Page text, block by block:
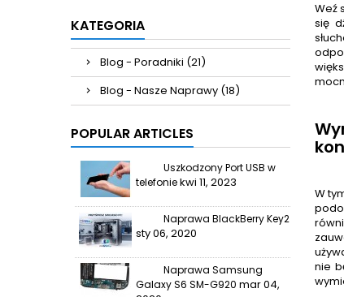
KATEGORIA
Blog - Poradniki (21)
Blog - Nasze Naprawy (18)
POPULAR ARTICLES
Uszkodzony Port USB w
telefoniekwi 11, 2023
Naprawa BlackBerry Key2
sty 06, 2020
Naprawa Samsung
Galaxy S6 SM-G920 mar 04,
Weź
się
W
nie